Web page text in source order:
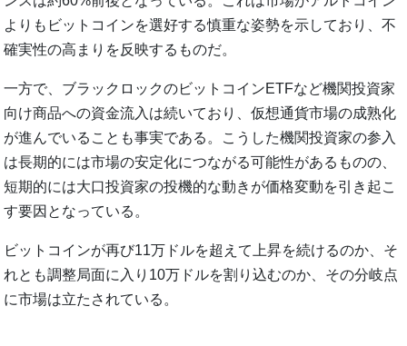
よりもビットコインを選好する慎重な姿勢を示しており、不
確実性の高まりを反映するものだ。
一方で、ブラックロックのビットコインETFなど機関投資家
向け商品への資金流入は続いており、仮想通貨市場の成熟化
が進んでいることも事実である。こうした機関投資家の参入
は長期的には市場の安定化につながる可能性があるものの、
短期的には大口投資家の投機的な動きが価格変動を引き起こ
す要因となっている。
ビットコインが再び11万ドルを超えて上昇を続けるのか、そ
れとも調整局面に入り10万ドルを割り込むのか、その分岐点
に市場は立たされている。